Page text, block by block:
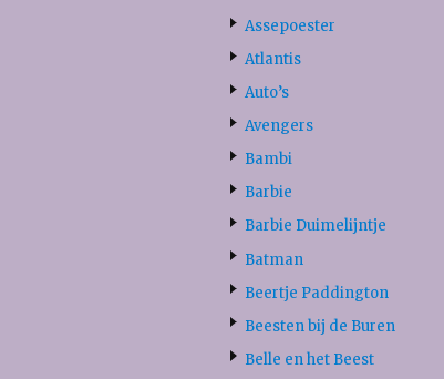
Assepoester
Atlantis
Auto’s
Avengers
Bambi
Barbie
Barbie Duimelijntje
Batman
Beertje Paddington
Beesten bij de Buren
Belle en het Beest